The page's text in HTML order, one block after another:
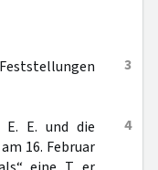
3
4
E. E. und die
16. Februar